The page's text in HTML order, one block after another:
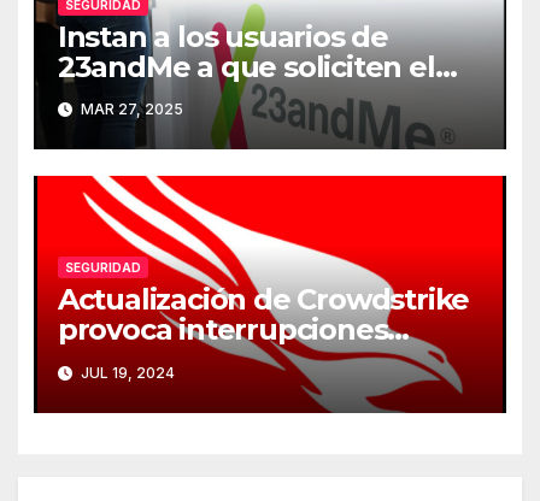
SEGURIDAD
Instan a los usuarios de
23andMe a que soliciten el
borrado de sus datos
genéticos
MAR 27, 2025
SEGURIDAD
Actualización de Crowdstrike
provoca interrupciones
masivas en servicios críticos
JUL 19, 2024